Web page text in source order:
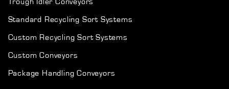
Standard Recycling Sort Systems
Custom Recycling Sort Systems
Custom Conveyors
Package Handling Conveyors